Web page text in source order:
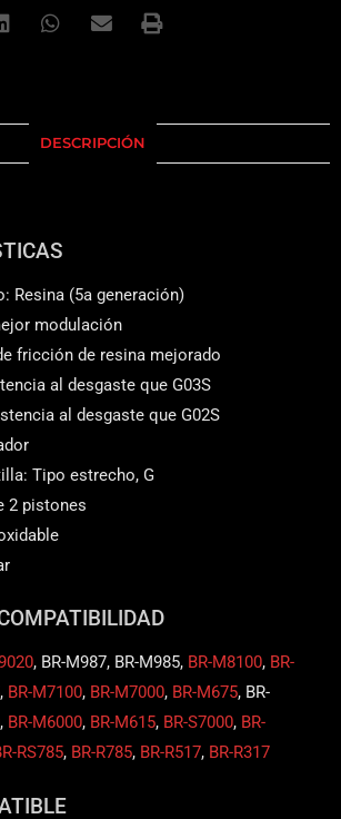
DESCRIPCIÓN
Resina (5a generación)
modulación
fricción de resina mejorado
al desgaste que G03S
al desgaste que G02S
Tipo estrecho, G
2 pistones
, BR-M987, BR-M985, BR-M8100, BR-
, BR-M7100, BR-M7000, BR-M675, BR-
, BR-M6000, BR-M615, BR-S7000, BR-
RS785, BR-R785, BR-R517, BR-R317